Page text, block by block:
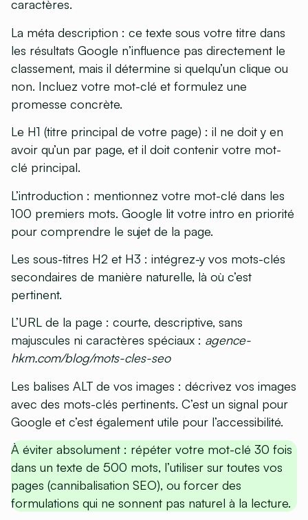
caractères.
La méta description : ce texte sous votre titre dans
les résultats Google n’influence pas directement le
classement, mais il détermine si quelqu’un clique ou
non. Incluez votre mot-clé et formulez une
promesse concrète.
Le H1 (titre principal de votre page) : il ne doit y en
avoir qu’un par page, et il doit contenir votre mot-
clé principal.
L’introduction : mentionnez votre mot-clé dans les
100 premiers mots. Google lit votre intro en priorité
pour comprendre le sujet de la page.
Les sous-titres H2 et H3 : intégrez-y vos mots-clés
secondaires de manière naturelle, là où c’est
pertinent.
L’URL de la page : courte, descriptive, sans
majuscules ni caractères spéciaux : agence-
hkm.com/blog/mots-cles-seo
Les balises ALT de vos images : décrivez vos images
avec des mots-clés pertinents. C’est un signal pour
Google et c’est également utile pour l’accessibilité.
À éviter absolument : répéter votre mot-clé 30 fois
dans un texte de 500 mots, l’utiliser sur toutes vos
pages (cannibalisation SEO), ou forcer des
formulations qui ne sonnent pas naturel à la lecture.